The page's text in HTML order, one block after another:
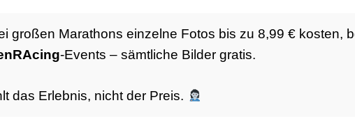
großen Marathons einzelne Fotos bis zu 8,99 € kosten,
-Events – sämtliche Bilder gratis.
das Erlebnis, nicht der Preis.